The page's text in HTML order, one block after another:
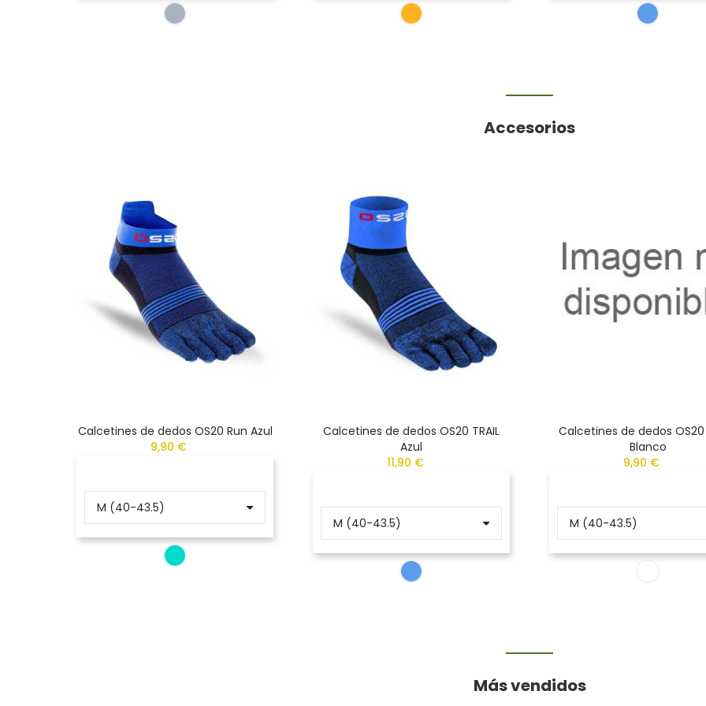
Accesorios
Calcetines de dedos OS20 Run Azul
9,90 €
Calcetines de dedos OS20 TRAIL
Azul
11,90 €
Calcetines de dedos
Blanco
9,90 €
Más vendidos